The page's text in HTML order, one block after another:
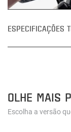
ESPECIFICAÇÕES
OLHE MAIS
Escolha a versão